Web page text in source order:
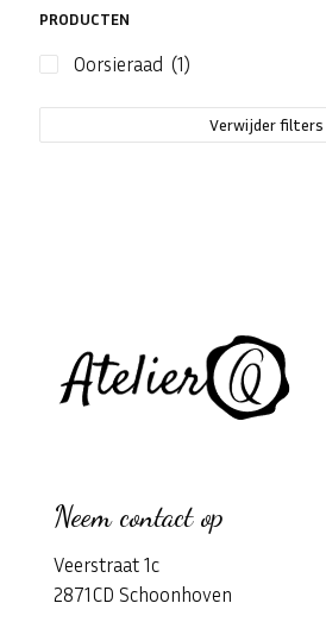
PRODUCTEN
Oorsieraad (1)
Verwijder filters
Neem contact op
Veerstraat 1c
2871CD Schoonhoven